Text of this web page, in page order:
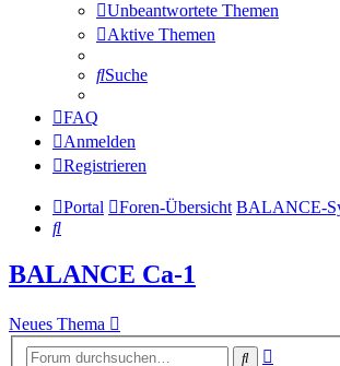
Unbeantwortete Themen
Aktive Themen
Suche
FAQ
Anmelden
Registrieren
Portal Foren-Übersicht BALANCE-
Suche
BALANCE Ca-1
Neues Thema
Suche